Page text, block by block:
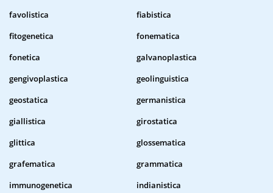
favolistica
fiabistica
fitogenetica
fonematica
fonetica
galvanoplastica
gengivoplastica
geolinguistica
geostatica
germanistica
giallistica
girostatica
glittica
glossematica
grafematica
grammatica
immunogenetica
indianistica